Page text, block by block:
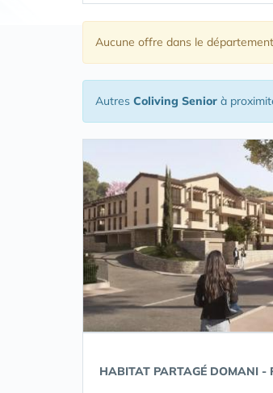
Aucune offre dans le
Autres Coliving Senior à
HABITAT PARTAGÉ DOMANI -